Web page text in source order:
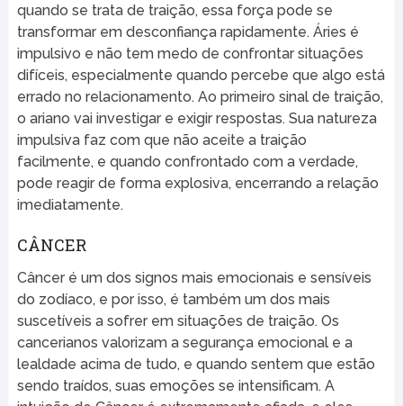
quando se trata de traição, essa força pode se
transformar em desconfiança rapidamente. Áries é
impulsivo e não tem medo de confrontar situações
difíceis, especialmente quando percebe que algo está
errado no relacionamento. Ao primeiro sinal de traição,
o ariano vai investigar e exigir respostas. Sua natureza
impulsiva faz com que não aceite a traição
facilmente, e quando confrontado com a verdade,
pode reagir de forma explosiva, encerrando a relação
imediatamente.
CÂNCER
Câncer é um dos signos mais emocionais e sensíveis
do zodíaco, e por isso, é também um dos mais
suscetíveis a sofrer em situações de traição. Os
cancerianos valorizam a segurança emocional e a
lealdade acima de tudo, e quando sentem que estão
sendo traídos, suas emoções se intensificam. A